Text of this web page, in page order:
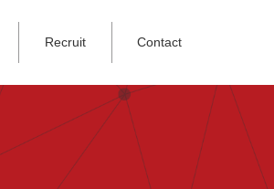
Recruit Contact